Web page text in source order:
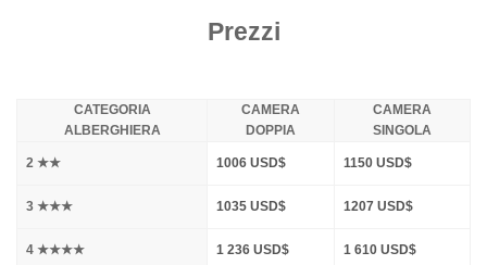
Prezzi
CATEGORIA
ALBERGHIERA
CAMERA
DOPPIA
CAMERA
SINGOLA
2 ★★ 1006 USD$ 1150 USD$
3 ★★★ 1035 USD$ 1207 USD$
4 ★★★★ 1 236 USD$ 1 610 USD$